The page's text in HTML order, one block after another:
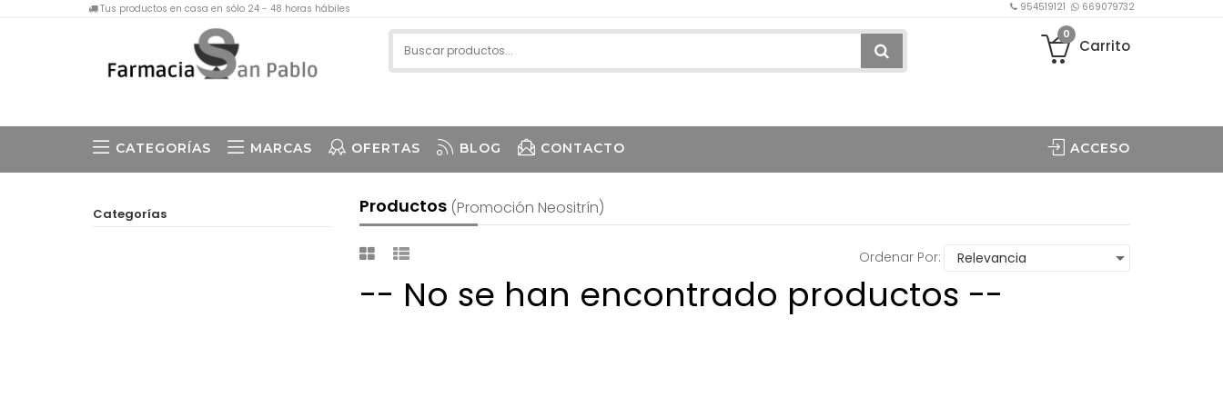
Tus productos en casa en sólo 24 - 48 horas hábiles 954519121 669079732
0
Carrito
CATEGORÍAS MARCAS OFERTAS BLOG CONTACTO ACCESO
Productos (promoción Neositrín)
Ordenar Por:
-- No se han encontrado productos --
Categorías